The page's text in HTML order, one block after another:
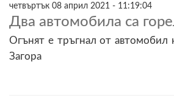
четвъртък 08 април 2021 - 11:19:04
Два автомобила са
Огънят е тръгнал от автомобил
Загора